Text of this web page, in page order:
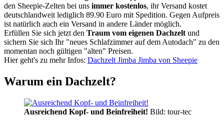
den Sheepie-Zelten bei uns immer kostenlos, ihr Versand kostet
deutschlandweit lediglich 89.90 Euro mit Spedition. Gegen Aufpreis
ist natürlich auch ein Versand in andere Länder möglich.
Erfüllen Sie sich jetzt den Traum vom eigenen Dachzelt und
sichern Sie sich Ihr "neues Schlafzimmer auf dem Autodach" zu den
momentan noch gültigen "alten" Preisen.
Hier geht's zu mehr Infos: Dachzelt Jimba Jimba von Sheepie
Warum ein Dachzelt?
Ausreichend Kopf- und Beinfreiheit! Bild: tour-tec